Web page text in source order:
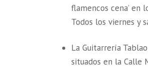
flamencos cena’ en
Todos los viernes y
La Guitarrería
situados en la Calle